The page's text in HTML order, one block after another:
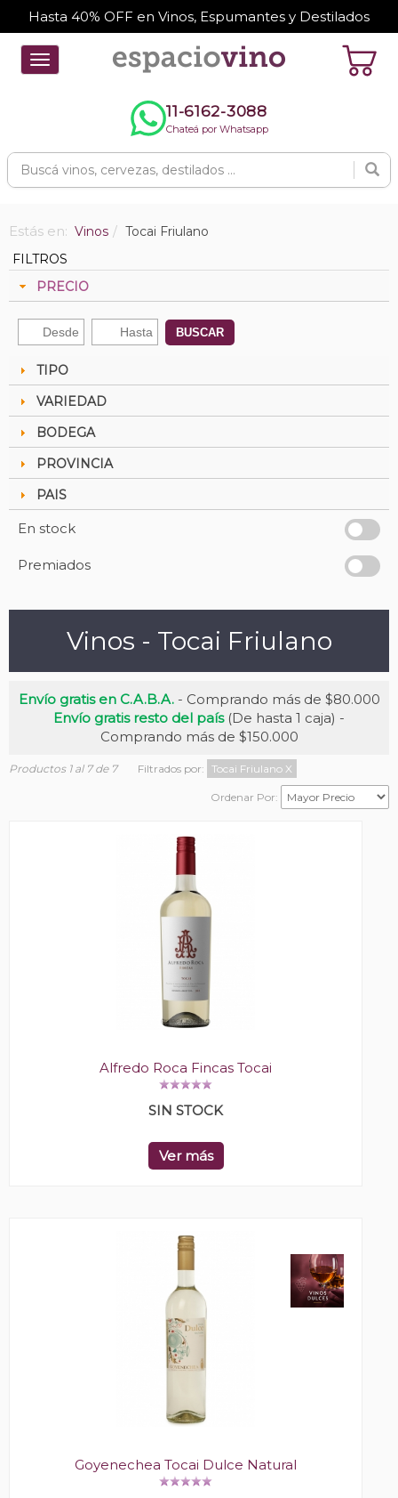
Hasta 40% OFF en Vinos, Espumantes y Destilados
Toggle
navigation
11-6162-3088
Chateá por Whatsapp
Estás en: Vinos
Tocai Friulano
FILTROS
PRECIO
BUSCAR
TIPO
VARIEDAD
BODEGA
PROVINCIA
PAIS
En stock
Premiados
Vinos - Tocai Friulano
Envío gratis en C.A.B.A.- Comprando más de $80.000
Envío gratis resto del país(De hasta 1 caja) -
Comprando más de $150.000
Productos 1 al 7 de 7 Filtrados por: Tocai Friulano X
Ordenar Por:
Alfredo Roca Fincas Tocai
SIN STOCK
Ver más
Goyenechea Tocai Dulce Natural